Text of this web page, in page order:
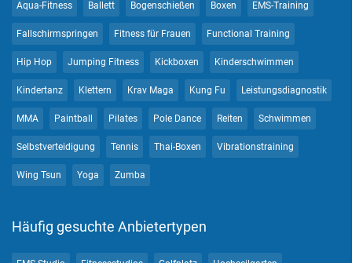
Aqua-Fitness Ballett Bogenschießen Boxen EMS-Training
Fallschirmspringen Fitness für Frauen Functional Training
Hip Hop Jumping Fitness Kickboxen Kinderschwimmen
Kindertanz Klettern Krav Maga Kung Fu Leistungsdiagnostik
MMA Paintball Pilates Pole Dance Reiten Schwimmen
Selbstverteidigung Tennis Thai-Boxen Vibrationstraining
Wing Tsun Yoga Zumba
Häufig gesuchte Anbietertypen